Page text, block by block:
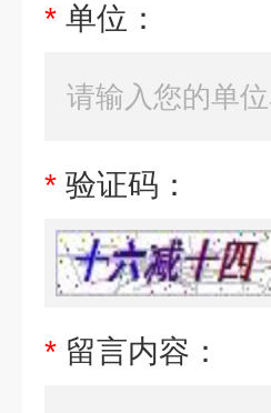
* 单位：
* 验证码：
* 留言内容：